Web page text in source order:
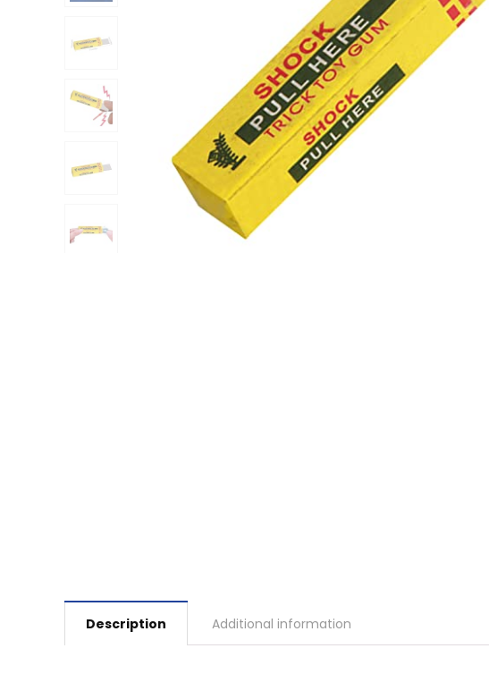
Description Additional information